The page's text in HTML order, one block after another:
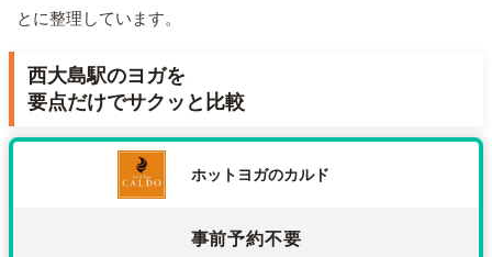
とに整理しています。
西大島駅のヨガを
要点だけでサクッと比較
ホットヨガのカルド
事前予約不要